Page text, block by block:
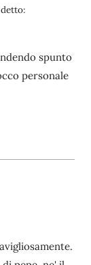
spunto
personale